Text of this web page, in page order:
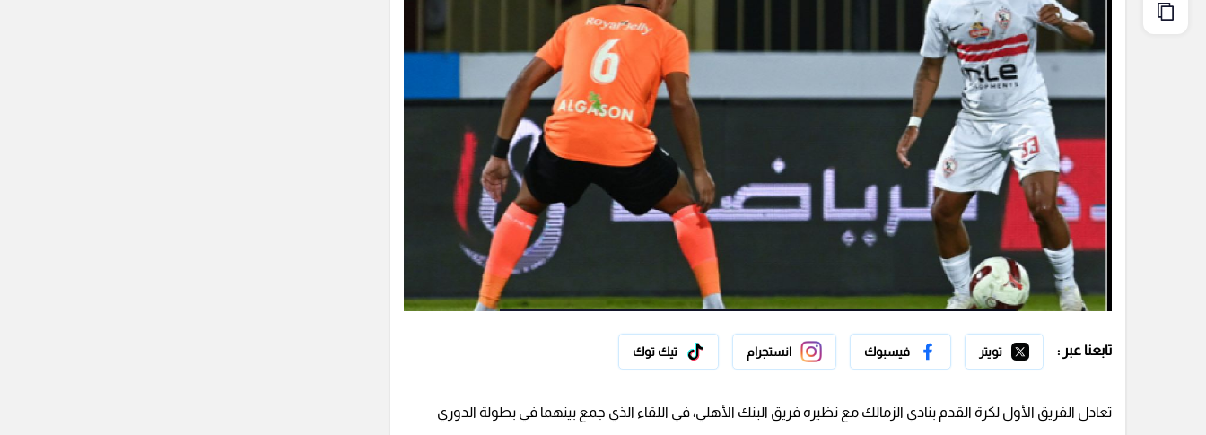
تابعنا عبر : تويتر فيسبوك انستجرام تيك توك
تعادل الفريق الأول لكرة القدم بنادي الزمالك مع نظيره فريق البنك الأهلي، في اللقاء الذي جمع بينهما في بطولة الدوري